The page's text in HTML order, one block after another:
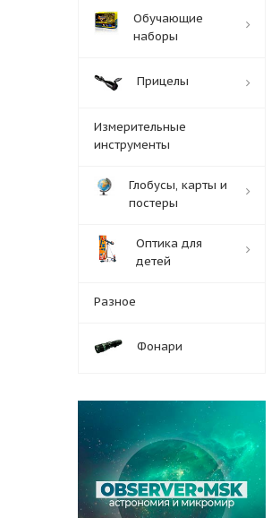
Обучающие
наборы
Прицелы
Измерительные
инструменты
Глобусы, карты и
постеры
Оптика для
детей
Разное
Фонари